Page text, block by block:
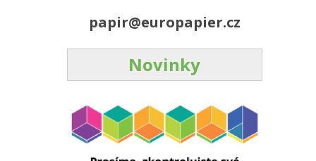
papir@europapier.cz
Novinky